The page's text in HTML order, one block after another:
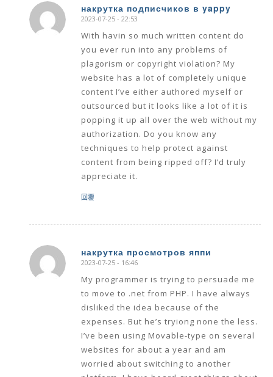
накрутка подписчиков в yappy
says:
2023-07-25 - 22:53
With havin so much written content do
you ever run into any problems of
plagorism or copyright violation? My
website has a lot of completely unique
content I’ve either authored myself or
outsourced but it looks like a lot of it is
popping it up all over the web without my
authorization. Do you know any
techniques to help protect against
content from being ripped off? I’d truly
appreciate it.
回覆
накрутка просмотров яппи
says:
2023-07-25 - 16:46
My programmer is trying to persuade me
to move to .net from PHP. I have always
disliked the idea because of the
expenses. But he’s tryiong none the less.
I’ve been using Movable-type on several
websites for about a year and am
worried about switching to another